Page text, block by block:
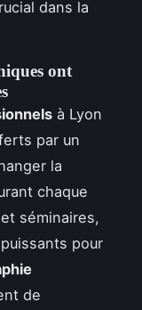
dans la
ont
à Lyon
par un
la
chaque
séminaires,
pour
de